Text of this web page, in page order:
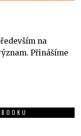
na
Přinášíme